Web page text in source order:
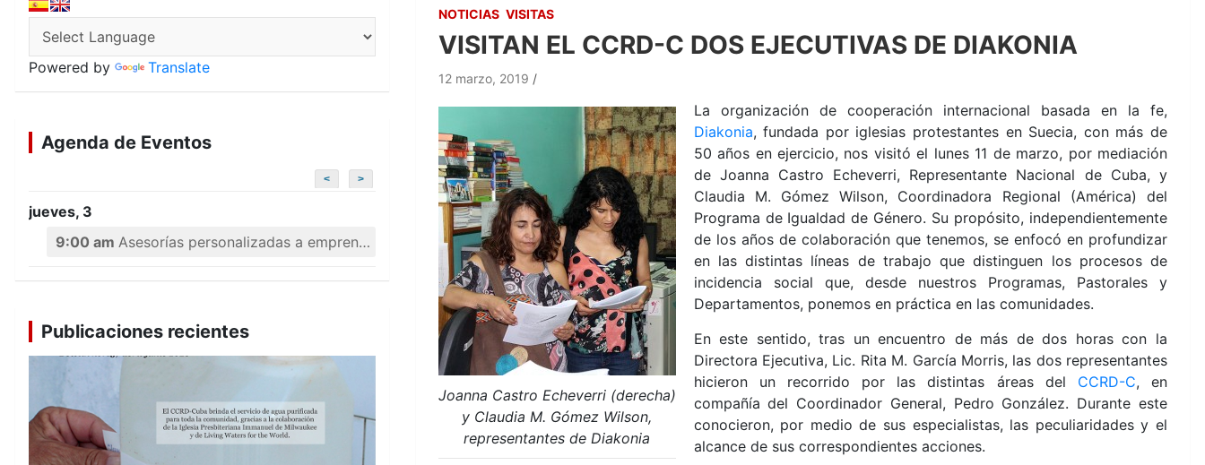
NOTICIAS VISITAS
VISITAN EL CCRD-C DOS EJECUTIVAS DE DIAKONIA
12 marzo, 2019
Joanna Castro Echeverri (derecha)
y Claudia M. Gómez Wilson,
representantes de Diakonia
La organización de cooperación internacional basada en la fe,
Diakonia, fundada por iglesias protestantes en Suecia, con más de
50 años en ejercicio, nos visitó el lunes 11 de marzo, por mediación
de Joanna Castro Echeverri, Representante Nacional de Cuba, y
Claudia M. Gómez Wilson, Coordinadora Regional (América) del
Programa de Igualdad de Género. Su propósito, independientemente
de los años de colaboración que tenemos, se enfocó en profundizar
en las distintas líneas de trabajo que distinguen los procesos de
incidencia social que, desde nuestros Programas, Pastorales y
Departamentos, ponemos en práctica en las comunidades.
En este sentido, tras un encuentro de más de dos horas con la
Directora Ejecutiva, Lic. Rita M. García Morris, las dos representantes
hicieron un recorrido por las distintas áreas del CCRD-C, en
compañía del Coordinador General, Pedro González. Durante este
conocieron, por medio de sus especialistas, las peculiaridades y el
alcance de sus correspondientes acciones.
Powered by Translate
Agenda de Eventos
< >
jueves, 3
9:00 am Asesorías personalizadas a emprendedores
Publicaciones recientes